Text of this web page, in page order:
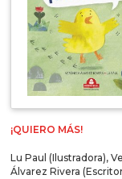
¡QUIERO MÁS!
Lu Paul (Ilustradora),
Álvarez Rivera